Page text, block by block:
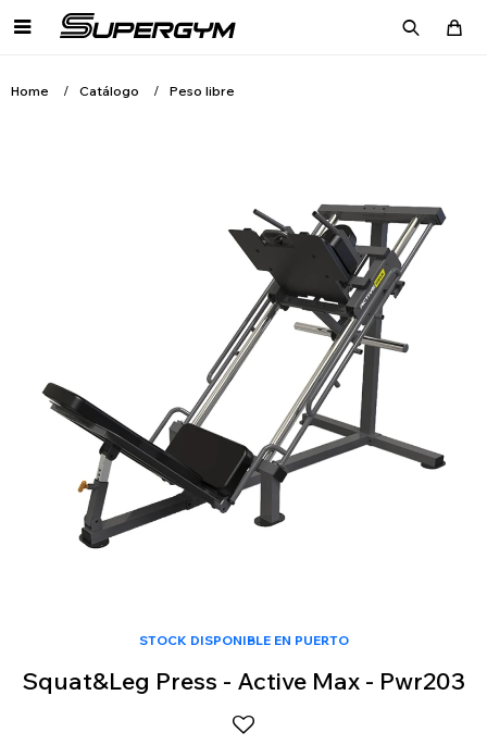

Home Catálogo Peso libre
STOCK DISPONIBLE EN PUERTO
Squat&Leg Press - Active Max - Pwr203